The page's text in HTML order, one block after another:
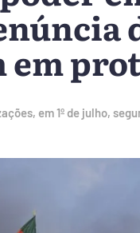
em
em 1º de julho,